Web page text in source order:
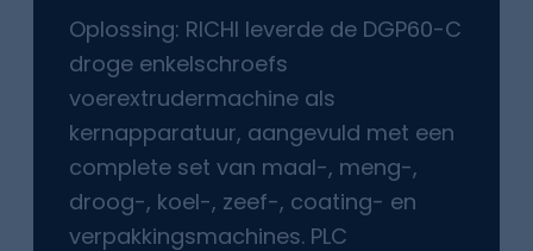
Oplossing: RICHI leverde de DGP60-C
droge enkelschroefs
voerextrudermachine als
kernapparatuur, aangevuld met een
complete set van maal-, meng-,
droog-, koel-, zeef-, coating- en
verpakkingsmachines. PLC